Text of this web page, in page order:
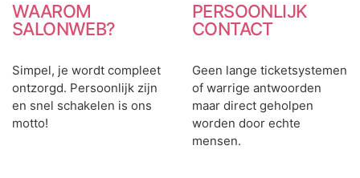
WAAROM
SALONWEB?
Simpel, je wordt compleet
ontzorgd. Persoonlijk zijn
en snel schakelen is ons
motto!
PERSOONLIJK
CONTACT
Geen lange ticketsystemen
of warrige antwoorden
maar direct geholpen
worden door echte
mensen.